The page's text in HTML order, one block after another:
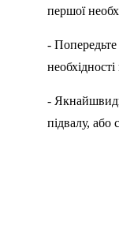
першої
- Попередьте
-
підвалу, або